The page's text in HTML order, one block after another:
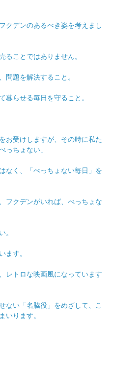
クデンのあるべき姿を考えまし
ることではありません。
問題を解決すること。
暮らせる毎日を守ること。
お受けしますが、その時に私た
っちょない」
なく、「べっちょない毎日」を
フクデンがいれば、べっちょな
。
ます。
レトロな映画風になっています
ない「名脇役」をめざして、こ
いります。